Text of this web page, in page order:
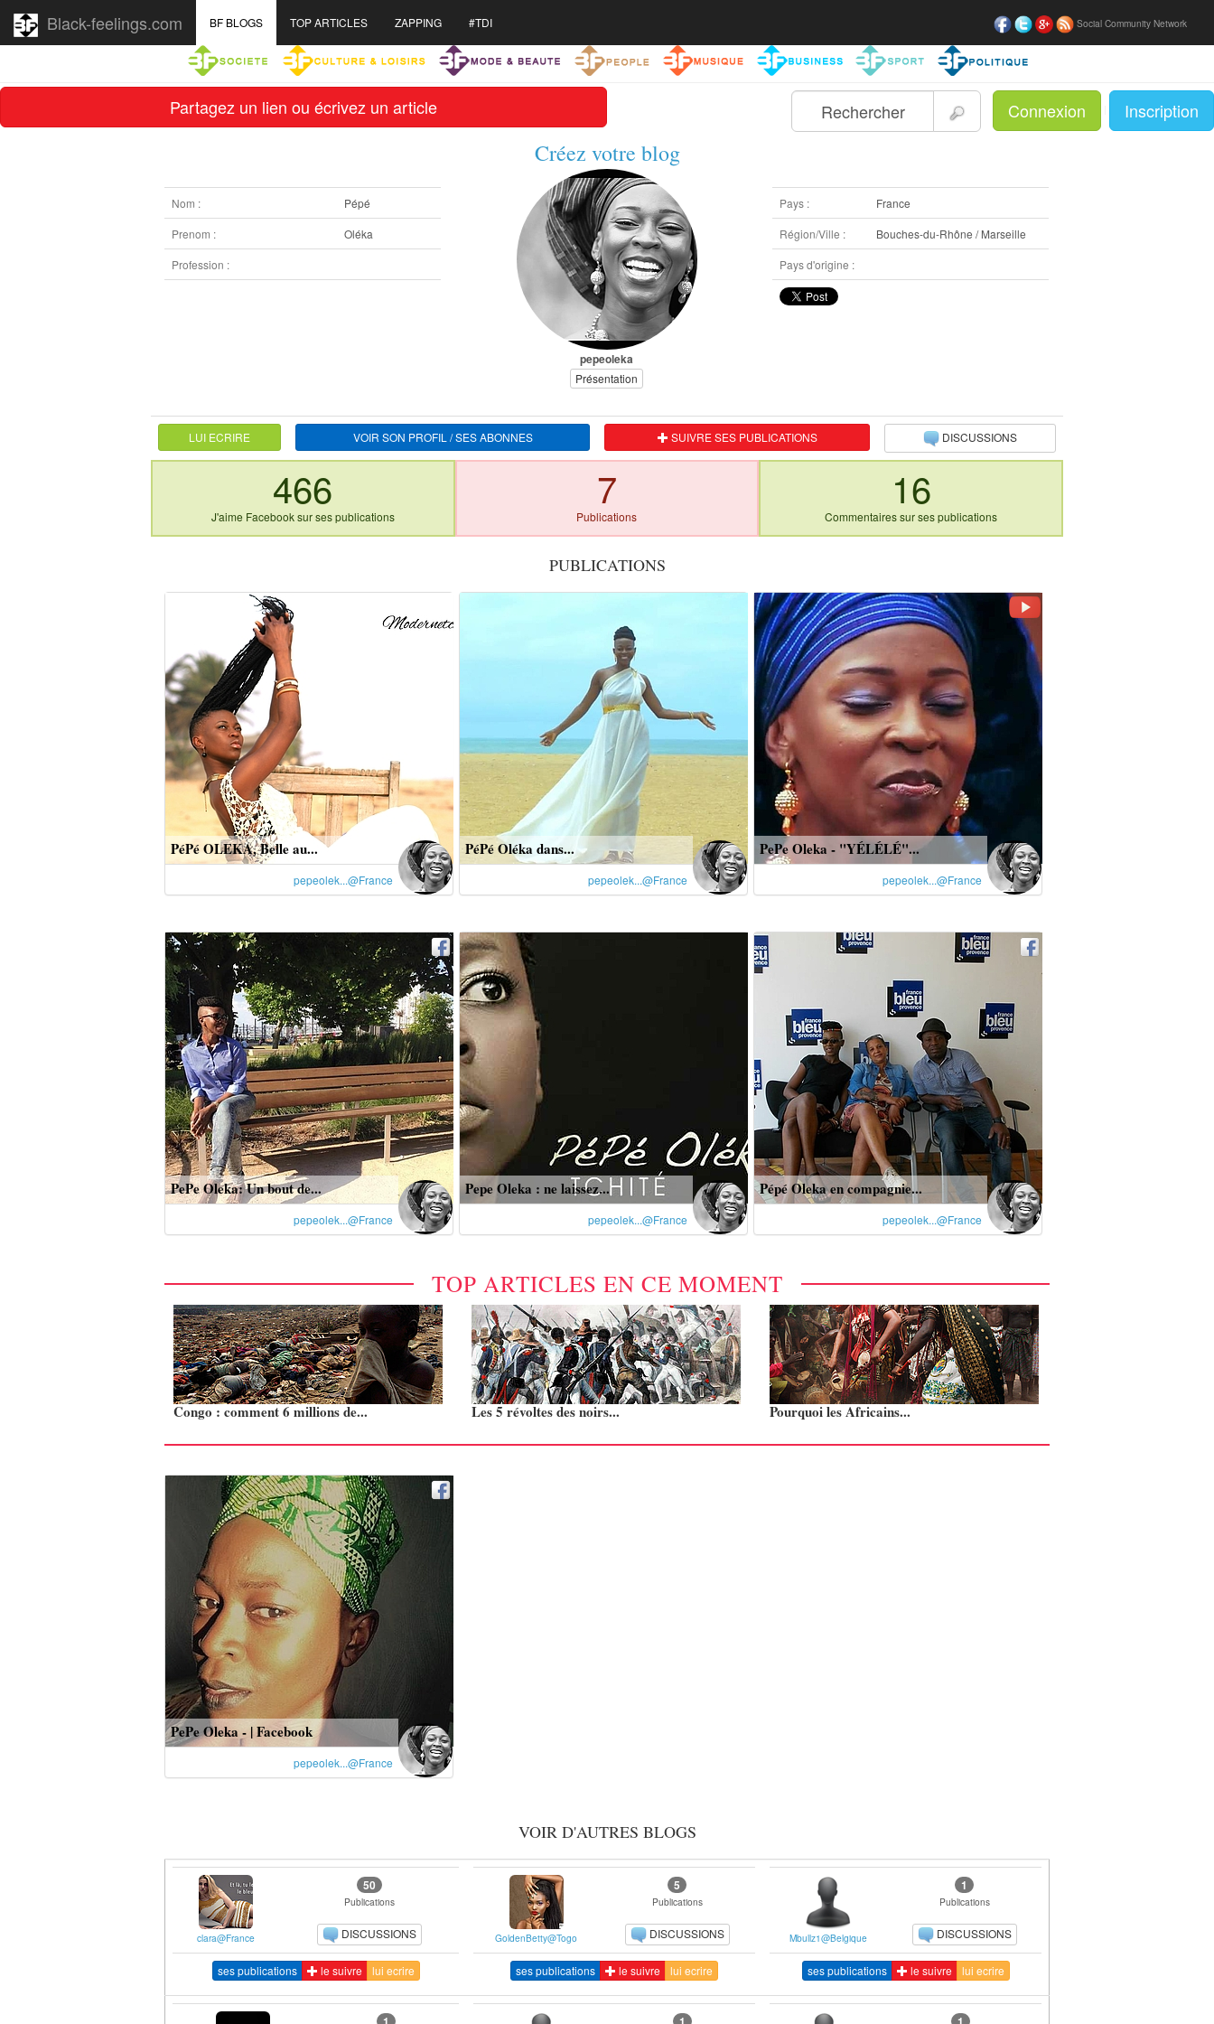
Partagez un lien ou écrivez un article Connexion Inscription
Black-feelings.com Social Community Network
BF BLOGS TOP ARTICLES ZAPPING #TDI
Créez votre blog
Nom :
Pépé
Prenom :
Oléka
Profession :
pepeoleka
Présentation
Pays :
France
Région/Ville :
Bouches-du-Rhône / Marseille
Pays d'origine :
LUI ECRIRE VOIR SON PROFIL / SES ABONNES SUIVRE SES PUBLICATIONS DISCUSSIONS
466
J'aime Facebook sur ses publications
7
Publications
16
Commentaires sur ses publications
PUBLICATIONS
PéPé OLEKA, Belle au...
pepeolek...@France
PéPé Oléka dans...
pepeolek...@France
PePe Oleka - "YÉLÉLÉ"...
pepeolek...@France
PePe Oleka: Un bout de...
pepeolek...@France
Pepe Oleka : ne laissez...
pepeolek...@France
Pépé Oleka en compagnie...
pepeolek...@France
TOP ARTICLES EN CE MOMENT
Congo : comment 6 millions de... Les 5 révoltes des noirs... Pourquoi les Africains...
PePe Oleka - | Facebook
pepeolek...@France
VOIR D'AUTRES BLOGS
clara@France
50
Publications
DISCUSSIONS
ses publications le suivre lui ecrire
GoldenBetty@Togo
5
Publications
DISCUSSIONS
ses publications le suivre lui ecrire
Mbullz1@Belgique
1
Publications
DISCUSSIONS
ses publications le suivre lui ecrire